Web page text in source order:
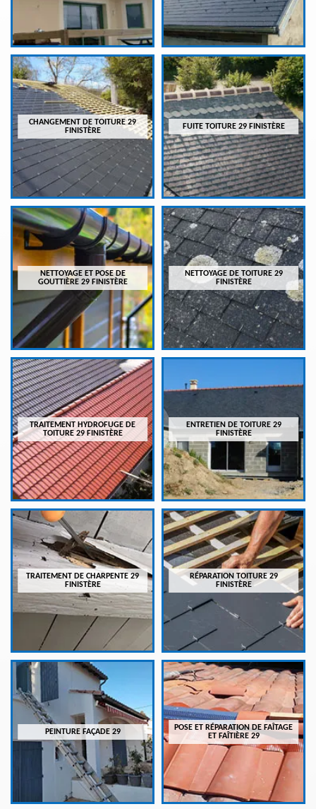
CHANGEMENT DE TOITURE 29
FINISTÈRE
FUITE TOITURE 29 FINISTÈRE
NETTOYAGE ET POSE DE
GOUTTIÈRE 29 FINISTÈRE
NETTOYAGE DE TOITURE 29
FINISTÈRE
TRAITEMENT HYDROFUGE DE
TOITURE 29 FINISTÈRE
ENTRETIEN DE TOITURE 29
FINISTÈRE
TRAITEMENT DE CHARPENTE 29
FINISTÈRE
RÉPARATION TOITURE 29
FINISTÈRE
PEINTURE FAÇADE 29
POSE ET RÉPARATION DE FAÎTAGE
ET FAÎTIÈRE 29